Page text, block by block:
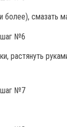
более), смазать
растянуть